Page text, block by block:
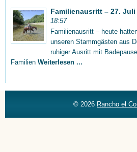
Familienausritt – 27. Juli
18:57
Familienausritt – heute
unseren Stammgästen aus
ruhiger Ausritt mit
Familien Weiterlesen ...
© 2026 Rancho el